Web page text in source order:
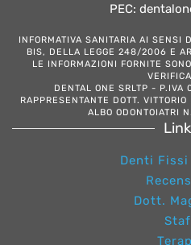
PEC:
INFORMATIVA SANITARIA AI SENSI
BIS, DELLA LEGGE 248/2006 E
LE INFORMAZIONI FORNITE
DENTAL ONE SRLTP -
RAPPRESENTANTE DOTT.
ALBO ODONTOIATRI
Denti
Dott.